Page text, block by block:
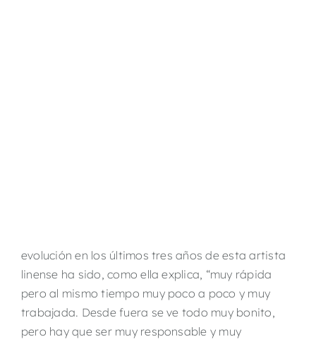
evolución en los últimos tres años de esta artista
linense ha sido, como ella explica, “muy rápida
pero al mismo tiempo muy poco a poco y muy
trabajada. Desde fuera se ve todo muy bonito,
pero hay que ser muy responsable y muy